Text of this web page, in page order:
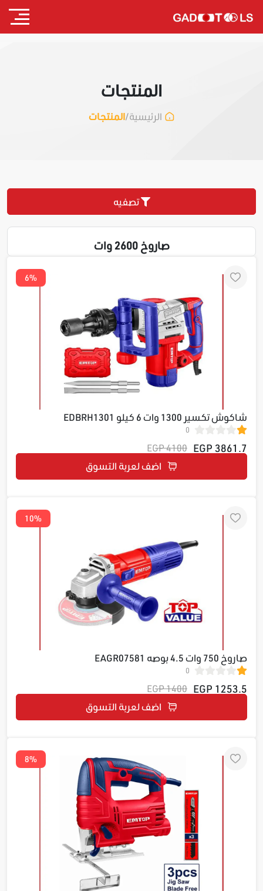
المنتجات
الرئيسية/المنتجات
تصفيه
صاروخ 2600 وات
6%
شاكوش تكسير 1300 وات 6 كيلو EDBRH1301
0
3861.7 EGP
4100 EGP
اضف لعربة التسوق
10%
صاروخ 750 وات 4.5 بوصه EAGR07581
0
1253.5 EGP
1400 EGP
اضف لعربة التسوق
8%